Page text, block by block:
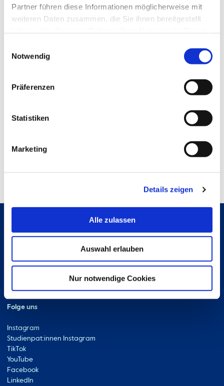
Partner führen diese Informationen möglicherweise mit
weiteren Daten zusammen, die Sie ihnen bereitgestellt
Notwendig
Präferenzen
Statistiken
Marketing
Details zeigen
Alle zulassen
Auswahl erlauben
Nur notwendige Cookies
Englisch-Vorbereitungskurs
(online)
Kursangebot in Kooperation mit dem Sprachenzentrum
der Hochschulen im Land Bremen. Studienvorbereitung
Studiengang "International Tourism Management" (ITM).
Bei ausreichend Plätzen können auch Studierende
bitte gerne an, sobald die Anmeldung freigeschaltet ist.
ITM-Studienanfänger*innen ohne C1-Nachweis haben
Englisch C1 (online) - empfohlen für ITM (bitte
Kontakt
27568 Bremerhaven
Ressourcen
Folge uns
Instagram
Studienpat:innen Instagram
TikTok
YouTube
Facebook
LinkedIn